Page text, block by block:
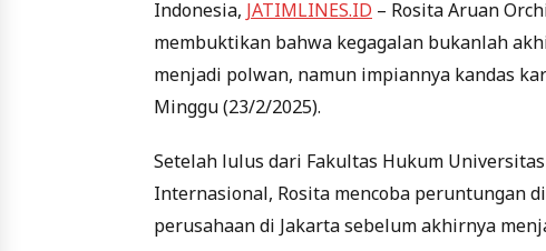
Indonesia, JATIMLINES.ID – Rosita Aruan
membuktikan bahwa kegagalan bukanlah
menjadi polwan, namun impiannya kandas
Minggu (23/2/2025).
Setelah lulus dari Fakultas Hukum
Internasional, Rosita mencoba peruntungan
perusahaan di Jakarta sebelum akhirnya